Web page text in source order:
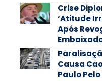
Crise
‘Atitude
Após
Causa
Paulo